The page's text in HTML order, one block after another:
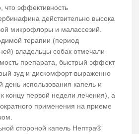
что эффективность
действительно высока
микрофлоры и малассезий.
терапии (период
владельцы собак отмечали
препарата, быстрый эффект
зуд и дискомфорт выраженно
использования капель и
концу первой недели лечения), а
применения на приеме
стороной капель Нептра®